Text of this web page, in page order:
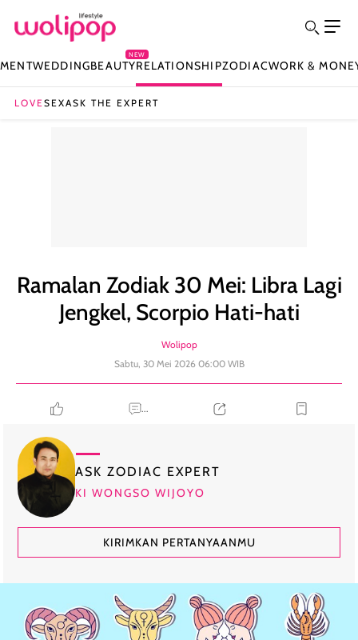
WEDDINGBEAUTY
NEW
RELATIONSHIPZODIACWORK &
LOVESEXASK THE EXPERT
Ramalan Zodiak 30 Mei: Libra Lagi
Jengkel, Scorpio Hati-hati
Wolipop
Sabtu, 30 Mei 2026 06:00 WIB
...
ASK ZODIAC EXPERT
KI WONGSO WIJOYO
KIRIMKAN PERTANYAANMU